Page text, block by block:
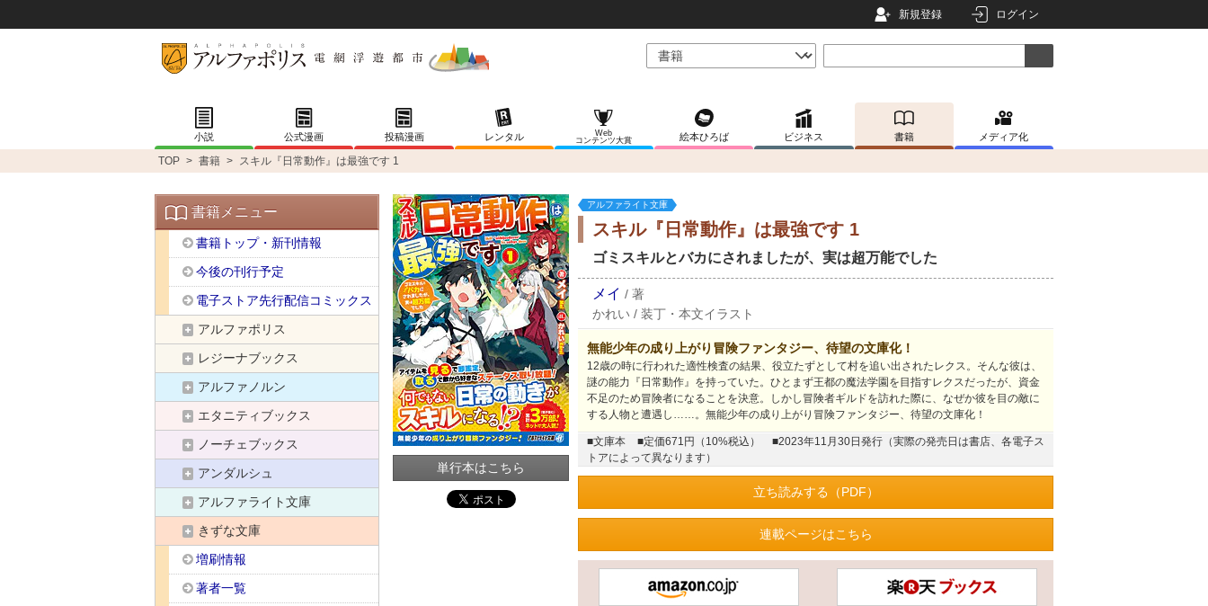
新規登録 ログイン
小説 公式漫画 投稿漫画 レンタル
Web
コンテンツ大賞
絵本ひろば ビジネス 書籍 メディア化
TOP > 書籍 > スキル『日常動作』は最強です 1
単行本はこちら
アルファライト文庫
スキル『日常動作』は最強です 1
ゴミスキルとバカにされましたが、実は超万能でした
メイ / 著
かれい / 装丁・本文イラスト
無能少年の成り上がり冒険ファンタジー、待望の文庫化！
12歳の時に行われた適性検査の結果、役立たずとして村を追い出されたレクス。そんな彼は、
謎の能力『日常動作』を持っていた。ひとまず王都の魔法学園を目指すレクスだったが、資金
不足のため冒険者になることを決意。しかし冒険者ギルドを訪れた際に、なぜか彼を目の敵に
する人物と遭遇し……。無能少年の成り上がり冒険ファンタジー、待望の文庫化！
■文庫本 ■定価671円（10%税込）
■2023年11月30日発行（実際の発売日は書店、各電子ス
トアによって異なります）
立ち読みする（PDF）
連載ページはこちら
書籍メニュー
書籍トップ・新刊情報
今後の刊行予定
電子ストア先行配信コミックス
アルファポリス
レジーナブックス
アルファノルン
エタニティブックス
ノーチェブックス
アンダルシュ
アルファライト文庫
きずな文庫
増刷情報
著者一覧